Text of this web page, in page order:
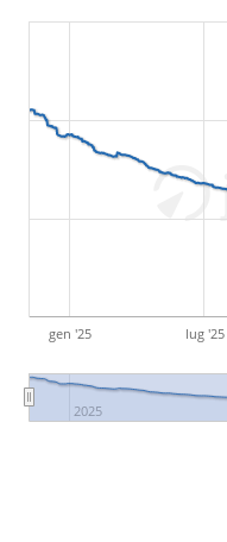
gen '25 lug '25
2025